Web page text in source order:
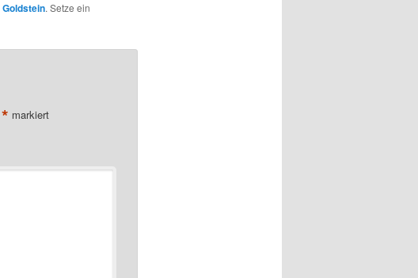
Goldstein. Setze ein
* markiert